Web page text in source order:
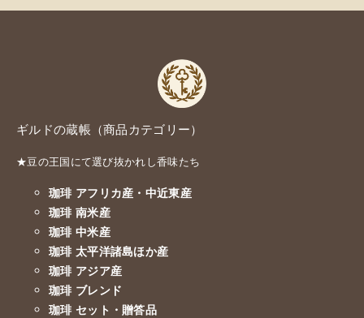
ギルドの蔵帳（商品カテゴリー）
★豆の王国にて選び抜かれし香味たち
珈琲 アフリカ産・中近東産
珈琲 南米産
珈琲 中米産
珈琲 太平洋諸島ほか産
珈琲 アジア産
珈琲 ブレンド
珈琲 セット・贈答品